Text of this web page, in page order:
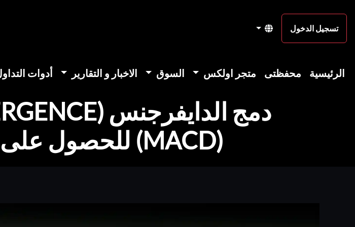
تسجيل الدخول
الرئيسية محفظتى متجر اولكس السوق الاخبار و التقارير أدوات
(MACD) للحصول على اقوى صفقات تداول